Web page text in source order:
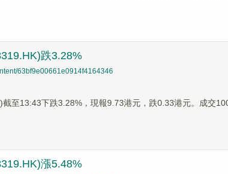
跌3.28%
63bf9e00661e0914f4164346
截至13:43下跌3.28%，現報9.73港元，跌0.33港元。成交
漲5.48%